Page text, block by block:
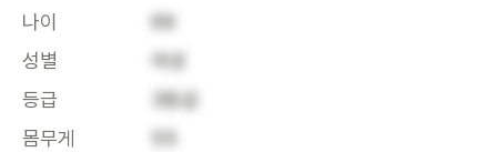
나이
69
성별
여성
등급
3등급
몸무게